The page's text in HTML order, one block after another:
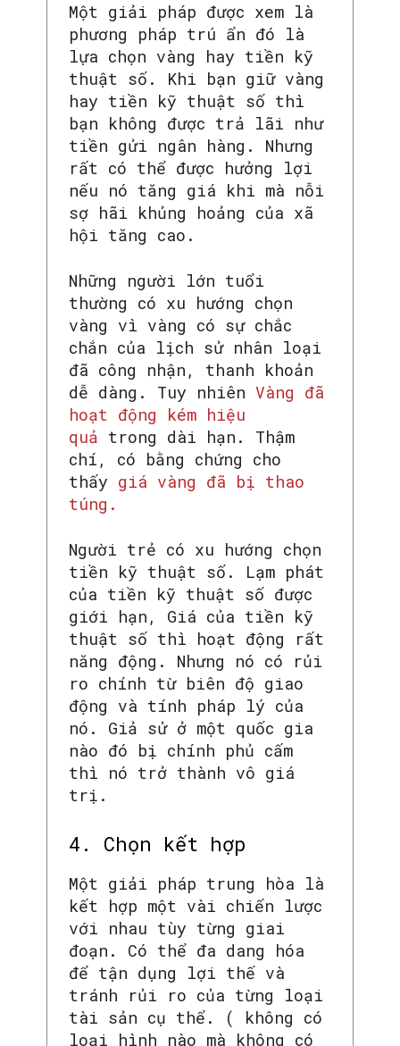
Một giải pháp được xem là
phương pháp trú ẩn đó là
lựa chọn vàng hay tiền kỹ
thuật số. Khi bạn giữ vàng
hay tiền kỹ thuật số thì
bạn không được trả lãi như
tiền gửi ngân hàng. Nhưng
rất có thể được hưởng lợi
nếu nó tăng giá khi mà nỗi
sợ hãi khủng hoảng của xã
hội tăng cao.
Những người lớn tuổi
thường có xu hướng chọn
vàng vì vàng có sự chắc
chắn của lịch sử nhân loại
đã công nhận, thanh khoản
dễ dàng. Tuy nhiên Vàng đã
hoạt động kém hiệu
quả trong dài hạn. Thậm
chí, có bằng chứng cho
thấy giá vàng đã bị thao
túng.
Người trẻ có xu hướng chọn
tiền kỹ thuật số. Lạm phát
của tiền kỹ thuật số được
giới hạn, Giá của tiền kỹ
thuật số thì hoạt động rất
năng động. Nhưng nó có rủi
ro chính từ biên độ giao
động và tính pháp lý của
nó. Giả sử ở một quốc gia
nào đó bị chính phủ cấm
thì nó trở thành vô giá
trị.
4. Chọn kết hợp
Một giải pháp trung hòa là
kết hợp một vài chiến lược
với nhau tùy từng giai
đoạn. Có thể đa dang hóa
để tận dụng lợi thế và
tránh rủi ro của từng loại
tài sản cụ thể. ( không có
loại hình nào mà không có